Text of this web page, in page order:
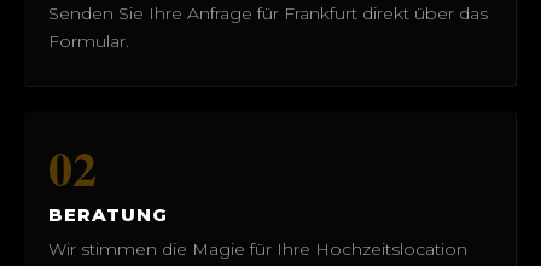
Senden Sie Ihre Anfrage für Frankfurt direkt über das
Formular.
02
BERATUNG
Wir stimmen die Magie für Ihre Hochzeitslocation